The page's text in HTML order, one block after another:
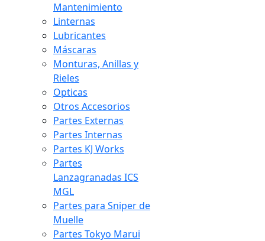
Mantenimiento
Linternas
Lubricantes
Máscaras
Monturas, Anillas y
Rieles
Opticas
Otros Accesorios
Partes Externas
Partes Internas
Partes KJ Works
Partes
Lanzagranadas ICS
MGL
Partes para Sniper de
Muelle
Partes Tokyo Marui